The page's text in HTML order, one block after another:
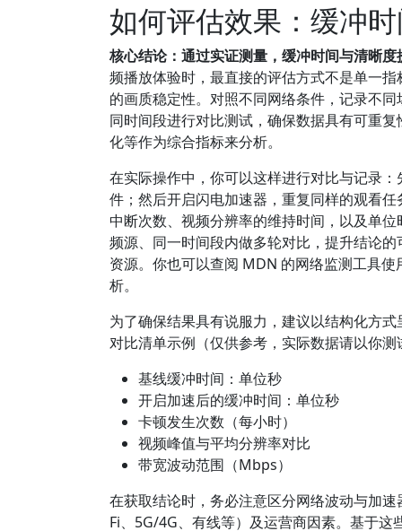
如何评估效果：缓冲
核心结论：通过实证测量，缓冲时间与清晰
频播放体验时，最直接的评估方式不是单一
的画质稳定性。对照不同网络条件，记录不
同时间段进行对比测试，确保数据具有可重
化等作为综合指标来分析。
在实际操作中，你可以这样进行对比与记录
件；然后开启闪电加速器，重复同样的观看
中断次数、视频分辨率的维持时间，以及单
频源、同一时间段内做多轮对比，提升结论
资源。你也可以查阅 MDN 的网络监测工具
析。
为了确保结果具有说服力，建议以结构化方
对比清单示例（仅供参考，实际数据请以你测
基线缓冲时间：单位秒
开启加速后的缓冲时间：单位秒
卡顿发生次数（每小时）
视频峰值与平均分辨率对比
带宽波动范围（Mbps）
在获取结论时，务必注意区分网络波动与加
Fi、5G/4G、有线等）及运营商因素。基于